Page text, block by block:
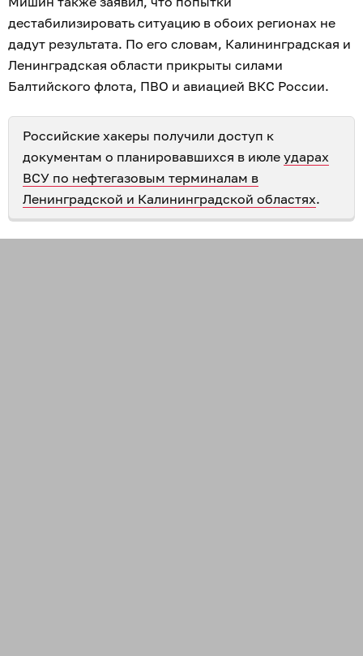
дестабилизировать ситуацию в обоих регионах не
дадут результата. По его словам, Калининградская и
Ленинградская области прикрыты силами
Балтийского флота, ПВО и авиацией ВКС России.
Российские хакеры получили доступ к
документам о планировавшихся в июле ударах
ВСУ по нефтегазовым терминалам в
Ленинградской и Калининградской областях.